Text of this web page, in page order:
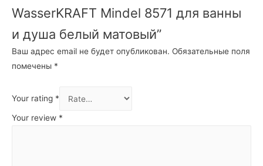
WasserKRAFT Mindel 8571 для ванны
и душа белый матовый”
Ваш адрес email не будет опубликован. Обязательные поля
помечены *
Your rating *
Your review *